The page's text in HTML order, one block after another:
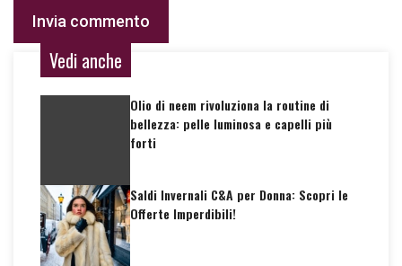
Vedi anche
Olio di neem rivoluziona la routine di
bellezza: pelle luminosa e capelli più
forti
Saldi Invernali C&A per Donna: Scopri le
Offerte Imperdibili!